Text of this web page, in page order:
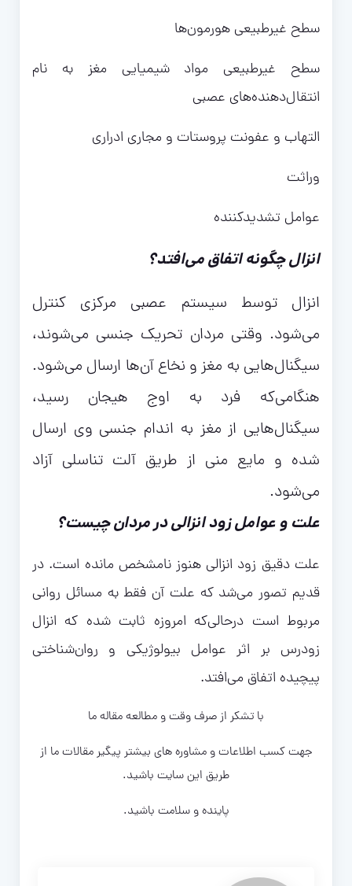
سطح غیرطبیعی هورمون‌ها
سطح غیرطبیعی مواد شیمیایی مغز به نام
انتقال‌دهنده‌های عصبی
التهاب و عفونت پروستات و مجاری ادراری
وراثت
عوامل تشدیدکننده
انزال چگونه اتفاق می‌افتد؟
انزال توسط سیستم عصبی مرکزی کنترل
می‌شود. وقتی مردان تحریک جنسی می‌شوند،
سیگنال‌هایی به مغز و نخاع آن‌ها ارسال می‌شود.
هنگامی‌که فرد به اوج هیجان رسید،
سیگنال‌هایی از مغز به اندام جنسی وی ارسال
شده و مایع منی از طریق آلت تناسلی آزاد
می‌شود.
علت و عوامل زود انزالی در مردان چیست؟
علت دقیق زود انزالی هنوز نامشخص مانده است. در
قدیم تصور می‌شد که علت آن فقط به مسائل روانی
مربوط است درحالی‌که امروزه ثابت شده که انزال
زودرس بر اثر عوامل بیولوژیکی و روان‌شناختی
پیچیده اتفاق می‌افتد.
با تشکر از صرف وقت و مطالعه مقاله ما
جهت کسب اطلاعات و مشاوره های بیشتر پیگیر مقالات ما از
طریق این سایت باشید.
پاینده و سلامت باشید.